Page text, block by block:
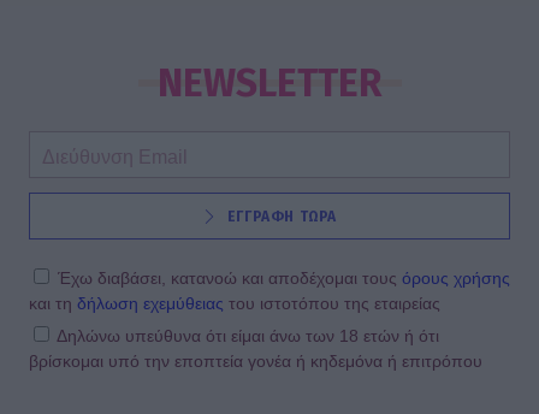
NEWSLETTER
ΕΓΓΡΑΦΗ ΤΩΡΑ
Έχω διαβάσει, κατανοώ και αποδέχομαι τους όρους χρήσης
και τη δήλωση εχεμύθειας του ιστοτόπου της εταιρείας
Δηλώνω υπεύθυνα ότι είμαι άνω των 18 ετών ή ότι
βρίσκομαι υπό την εποπτεία γονέα ή κηδεμόνα ή επιτρόπου